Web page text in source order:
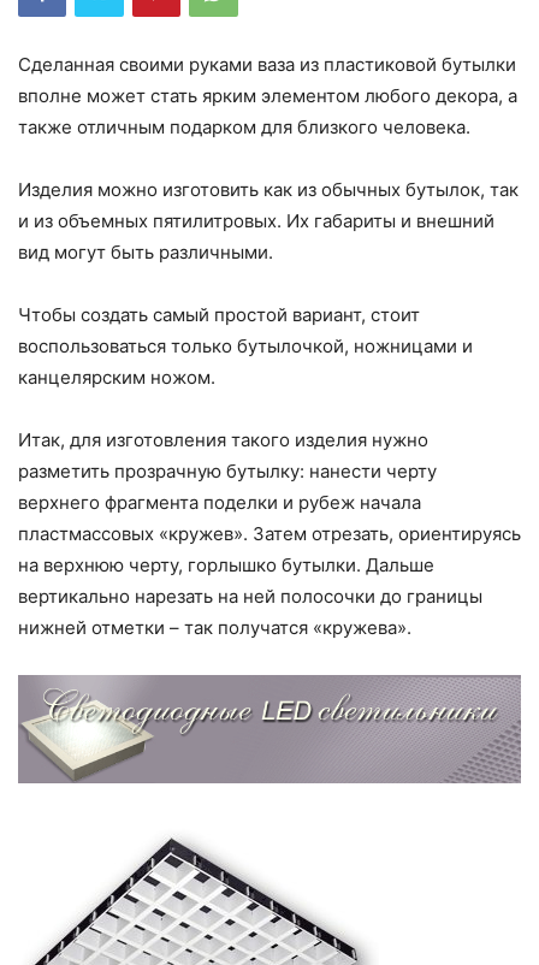
Сделанная своими руками ваза из пластиковой бутылки
вполне может стать ярким элементом любого декора, а
также отличным подарком для близкого человека.
Изделия можно изготовить как из обычных бутылок, так
и из объемных пятилитровых. Их габариты и внешний
вид могут быть различными.
Чтобы создать самый простой вариант, стоит
воспользоваться только бутылочкой, ножницами и
канцелярским ножом.
Итак, для изготовления такого изделия нужно
разметить прозрачную бутылку: нанести черту
верхнего фрагмента поделки и рубеж начала
пластмассовых «кружев». Затем отрезать, ориентируясь
на верхнюю черту, горлышко бутылки. Дальше
вертикально нарезать на ней полосочки до границы
нижней отметки – так получатся «кружева».